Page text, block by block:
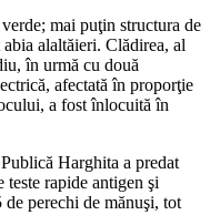
mai puţin structura de
alaltăieri. Clădirea, al
în urmă cu două
afectată în proporţie
a fost înlocuită în
Harghita a predat
teste rapide antigen şi
de perechi de mănuşi, tot